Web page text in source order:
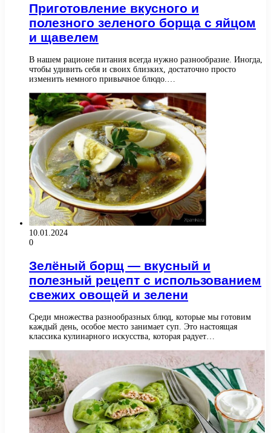
Приготовление вкусного и
полезного зеленого борща с яйцом
и щавелем
В нашем рационе питания всегда нужно разнообразие. Иногда,
чтобы удивить себя и своих близких, достаточно просто
изменить немного привычное блюдо.…
10.01.2024
0
Зелёный борщ — вкусный и
полезный рецепт с использованием
свежих овощей и зелени
Среди множества разнообразных блюд, которые мы готовим
каждый день, особое место занимает суп. Это настоящая
классика кулинарного искусства, которая радует…